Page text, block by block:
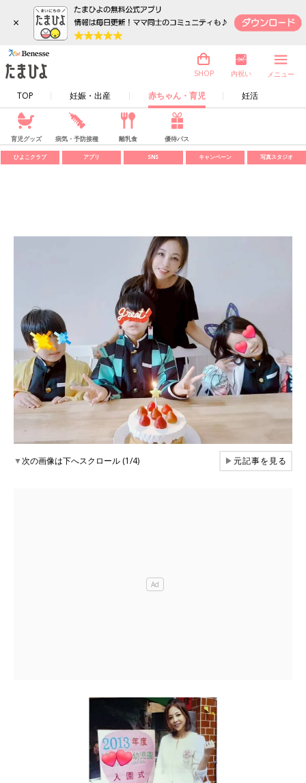
×
TOP 妊娠・出産 赤ちゃん・育児 妊活
SHOP 内祝い メニュー
育児グッズ 病気・予防接種 離乳食 優待パス
ひよこクラブ アプリ SNS キャンペーン 写真スタジオ
▼次の画像は下へスクロール (1/4) ▶元記事を見る